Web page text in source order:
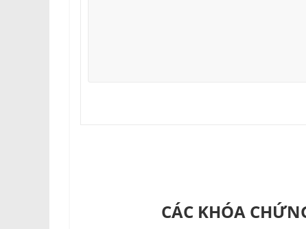
CÁC KHÓA